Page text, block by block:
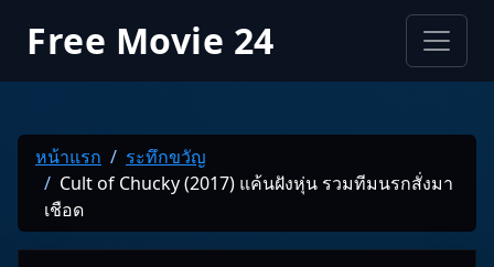
Free Movie 24
หน้าแรก
ระทึกขวัญ
Cult of Chucky (2017) แค้นฝังหุ่น รวมทีมนรกสั่งมา
เชือด